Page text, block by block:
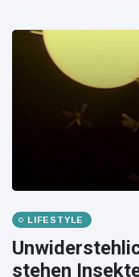
LIFESTYLE
stehen